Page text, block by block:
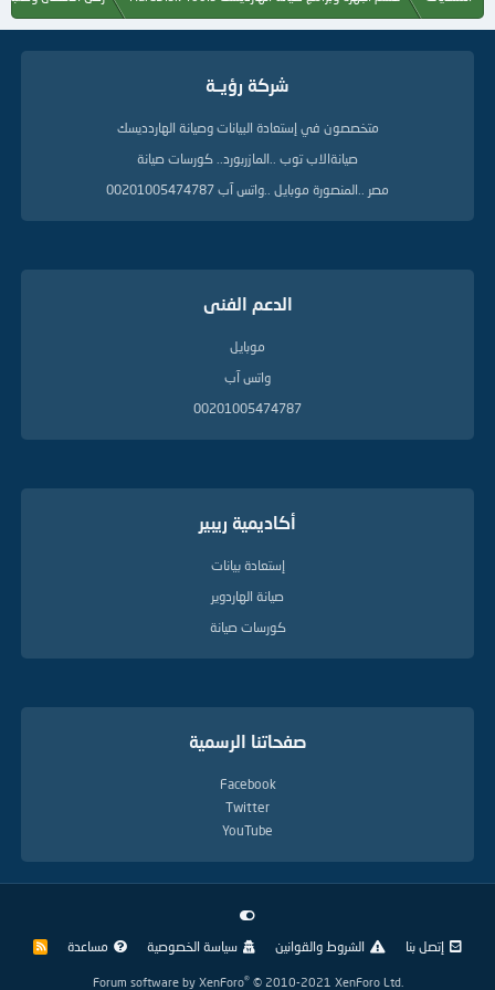
م
شركة رؤيــة
متخصصون في إستعادة البيانات وصيانة الهاردديسك
صيانةالاب توب ..المازربورد.. كورسات صيانة
مصر ..المنصورة موبايل ..واتس آب 00201005474787
الدعم الفنى
موبايل
واتس آب
00201005474787
أكاديمية ريبير
إستعادة بيانات
صيانة الهاردوير
كورسات صيانة
صفحاتنا الرسمية
Facebook
Twitter
YouTube
إتصل بنا الشروط والقوانين سياسة الخصوصية مساعدة
R
Forum software by XenForo® © 2010-2021 XenForo Ltd.